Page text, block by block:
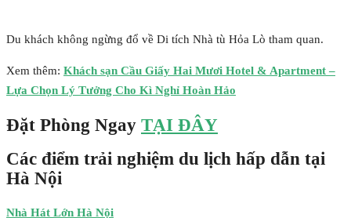
Du khách không ngừng đổ về Di tích Nhà tù Hỏa Lò tham quan.
Xem thêm: Khách sạn Cầu Giấy Hai Mươi Hotel & Apartment –
Lựa Chọn Lý Tưởng Cho Kì Nghỉ Hoàn Hảo
Đặt Phòng Ngay TẠI ĐÂY
Các điểm trải nghiệm du lịch hấp dẫn tại
Hà Nội
Nhà Hát Lớn Hà Nội